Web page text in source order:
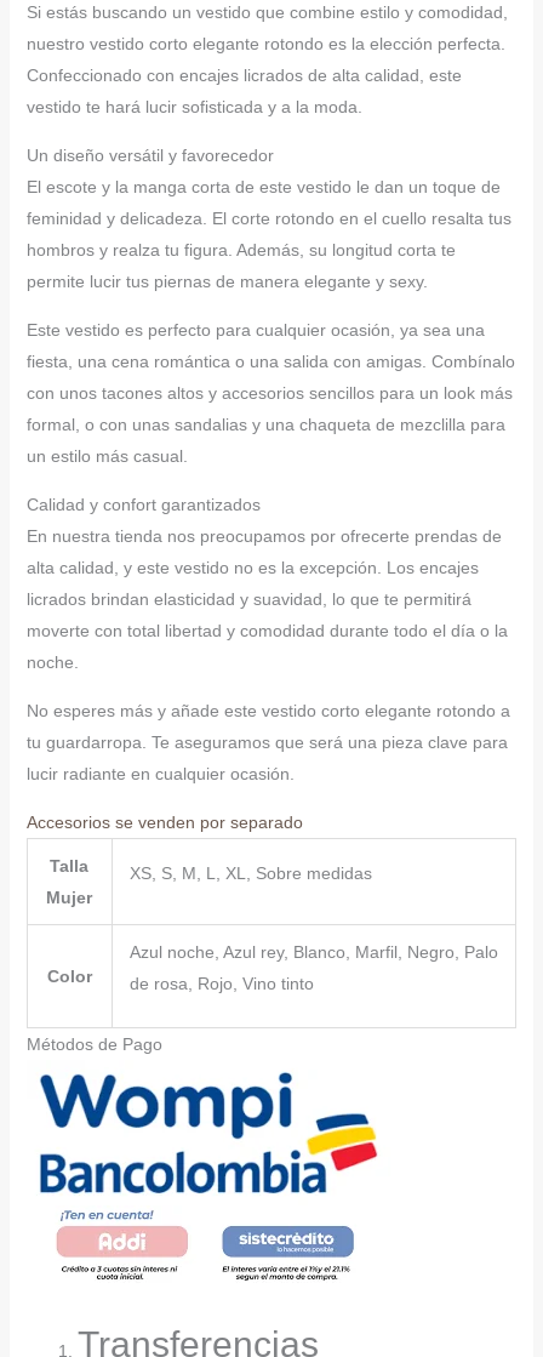
Si estás buscando un vestido que combine estilo y comodidad,
nuestro vestido corto elegante rotondo es la elección perfecta.
Confeccionado con encajes licrados de alta calidad, este
vestido te hará lucir sofisticada y a la moda.
Un diseño versátil y favorecedor
El escote y la manga corta de este vestido le dan un toque de
feminidad y delicadeza. El corte rotondo en el cuello resalta tus
hombros y realza tu figura. Además, su longitud corta te
permite lucir tus piernas de manera elegante y sexy.
Este vestido es perfecto para cualquier ocasión, ya sea una
fiesta, una cena romántica o una salida con amigas. Combínalo
con unos tacones altos y accesorios sencillos para un look más
formal, o con unas sandalias y una chaqueta de mezclilla para
un estilo más casual.
Calidad y confort garantizados
En nuestra tienda nos preocupamos por ofrecerte prendas de
alta calidad, y este vestido no es la excepción. Los encajes
licrados brindan elasticidad y suavidad, lo que te permitirá
moverte con total libertad y comodidad durante todo el día o la
noche.
No esperes más y añade este vestido corto elegante rotondo a
tu guardarropa. Te aseguramos que será una pieza clave para
lucir radiante en cualquier ocasión.
Accesorios se venden por separado
Talla
Mujer
XS, S, M, L, XL, Sobre medidas
Color
Azul noche, Azul rey, Blanco, Marfil, Negro, Palo
de rosa, Rojo, Vino tinto
Métodos de Pago
Transferencias